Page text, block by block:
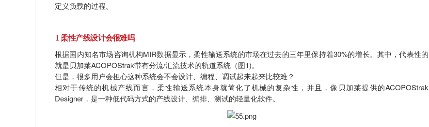
定义负载的过程。
1 柔性产线设计会很难吗
根据国内知名市场咨询机构MIR数据显示，柔性输送系统的市场在过去的三年里保持着30%的增长。其中，代表性的
就是贝加莱ACOPOStrak带有分流/汇流技术的轨道系统（图1)。
但是，很多用户会担心这种系统会不会设计、编程、调试起来起来比较难？
相对于传统的机械产线而言，柔性输送系统本身就简化了机械的复杂性，并且，像贝加莱提供的ACOPOStrak
Designer，是一种低代码方式的产线设计、编排、测试的轻量化软件。